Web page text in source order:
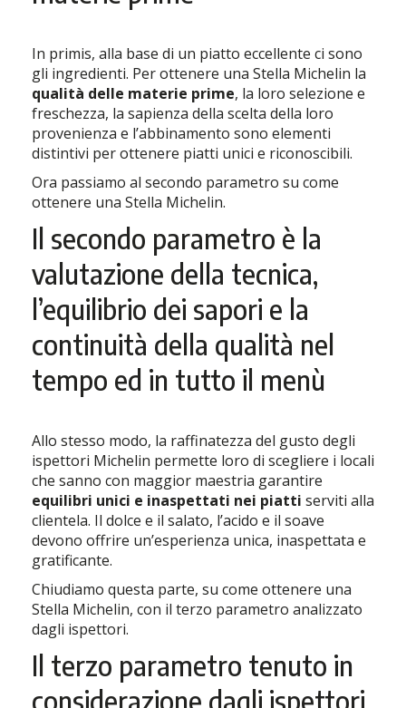
In primis, alla base di un piatto eccellente ci sono
gli ingredienti. Per ottenere una Stella Michelin la
qualità delle materie prime, la loro selezione e
freschezza, la sapienza della scelta della loro
provenienza e l’abbinamento sono elementi
distintivi per ottenere piatti unici e riconoscibili.
Ora passiamo al secondo parametro su come
ottenere una Stella Michelin.
Il secondo parametro è la
valutazione della tecnica,
l’equilibrio dei sapori e la
continuità della qualità nel
tempo ed in tutto il menù
Allo stesso modo, la raffinatezza del gusto degli
ispettori Michelin permette loro di scegliere i locali
che sanno con maggior maestria garantire
equilibri unici e inaspettati nei piatti serviti alla
clientela. Il dolce e il salato, l’acido e il soave
devono offrire un’esperienza unica, inaspettata e
gratificante.
Chiudiamo questa parte, su come ottenere una
Stella Michelin, con il terzo parametro analizzato
dagli ispettori.
Il terzo parametro tenuto in
considerazione dagli ispettori